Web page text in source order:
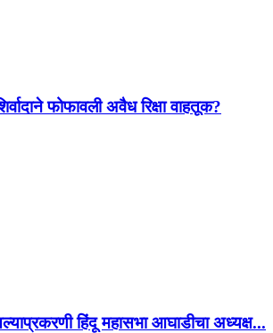
फोफावली अवैध रिक्षा वाहतूक?
हिंदू महासभा आघाडीचा अध्यक्ष...